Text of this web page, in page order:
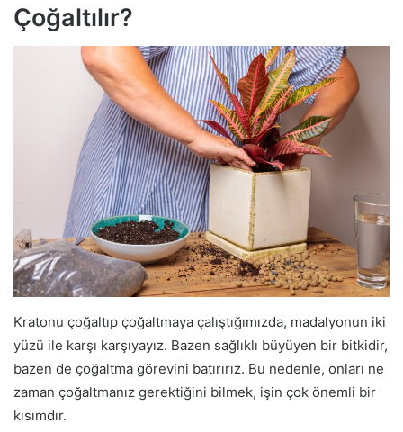
Çoğaltılır?
Kratonu çoğaltıp çoğaltmaya çalıştığımızda, madalyonun iki
yüzü ile karşı karşıyayız. Bazen sağlıklı büyüyen bir bitkidir,
bazen de çoğaltma görevini batırırız. Bu nedenle, onları ne
zaman çoğaltmanız gerektiğini bilmek, işin çok önemli bir
kısımdır.